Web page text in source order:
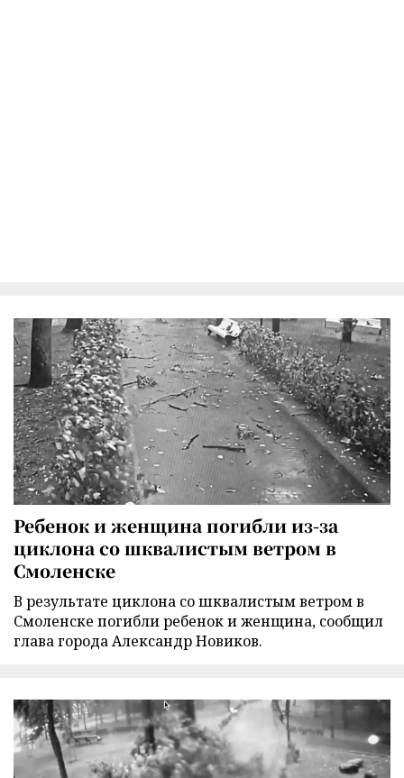
Ребенок и женщина погибли из-за
циклона со шквалистым ветром в
Смоленске
В результате циклона со шквалистым ветром в
Смоленске погибли ребенок и женщина, сообщил
глава города Александр Новиков.